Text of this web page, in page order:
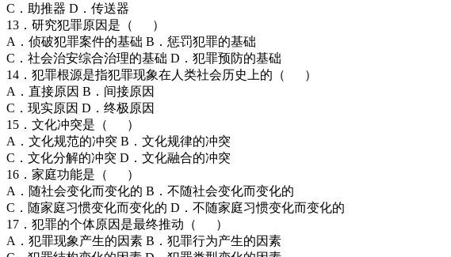
C．助推器 D．传送器
13．研究犯罪原因是（ ）
A．侦破犯罪案件的基础 B．惩罚犯罪的基础
C．社会治安综合治理的基础 D．犯罪预防的基础
14．犯罪根源是指犯罪现象在人类社会历史上的（ ）
A．直接原因 B．间接原因
C．现实原因 D．终极原因
15．文化冲突是（ ）
A．文化规范的冲突 B．文化规律的冲突
C．文化分解的冲突 D．文化融合的冲突
16．家庭功能是（ ）
A．随社会变化而变化的 B．不随社会变化而变化的
C．随家庭习惯变化而变化的 D．不随家庭习惯变化而变化的
17．犯罪的个体原因是最终推动（ ）
A．犯罪现象产生的因素 B．犯罪行为产生的因素